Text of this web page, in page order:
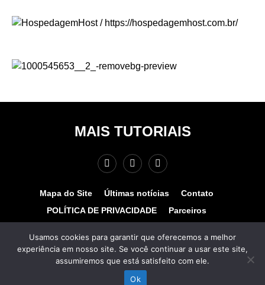
MAIS TUTORIAIS
Mapa do Site Últimas notícias
Contato
POLÍTICA DE PRIVACIDADE
Parceiros
© COPYRIGHT 2025 - MAIS TUTORIAIS. TODOS OS
DIREITOS RESERVADOS. Desenvolvido por
www.hospedagemhost.com.br.
Usamos cookies para garantir que oferecemos a melhor
experiência em nosso site. Se você continuar a usar este site,
assumiremos que está satisfeito com ele.
Ok